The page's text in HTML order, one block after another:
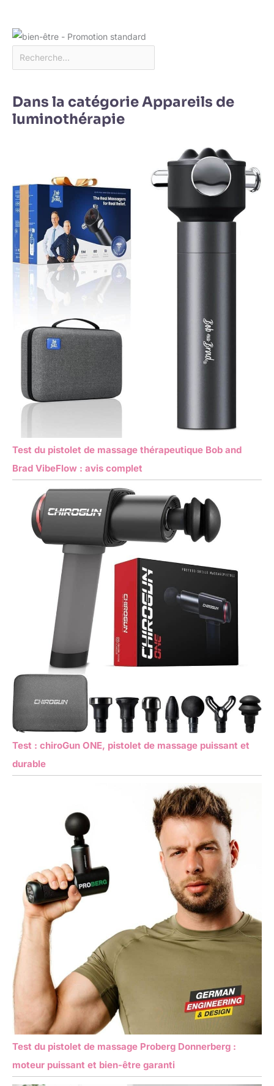
Dans la catégorie Appareils de
luminothérapie
Test du pistolet de massage thérapeutique Bob and
Brad VibeFlow : avis complet
Test : chiroGun ONE, pistolet de massage puissant et
durable
Test du pistolet de massage Proberg Donnerberg :
moteur puissant et bien-être garanti